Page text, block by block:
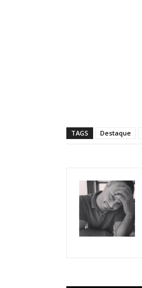
TAGS Destaque